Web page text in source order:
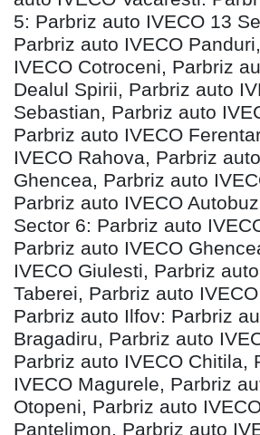
5: Parbriz auto IVECO 13
Parbriz auto IVECO
IVECO Cotroceni, Parbriz
Dealul Spirii, Parbriz auto
Sebastian, Parbriz auto
Parbriz auto IVECO
IVECO Rahova, Parbriz
Ghencea, Parbriz auto
Parbriz auto IVECO
Sector 6: Parbriz auto
Parbriz auto IVECO
IVECO Giulesti, Parbriz
Taberei, Parbriz auto
Parbriz auto Ilfov: Parbriz
Bragadiru, Parbriz auto
Parbriz auto IVECO Chitila,
IVECO Magurele, Parbriz
Otopeni, Parbriz auto
Pantelimon, Parbriz auto